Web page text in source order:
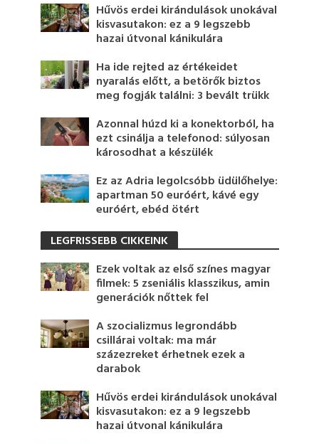
Hűvös erdei kirándulások unokával
kisvasutakon: ez a 9 legszebb
hazai útvonal kánikulára
Ha ide rejted az értékeidet
nyaralás előtt, a betörők biztos
meg fogják találni: 3 bevált trükk
Azonnal húzd ki a konektorból, ha
ezt csinálja a telefonod: súlyosan
károsodhat a készülék
Ez az Adria legolcsóbb üdülőhelye:
apartman 50 euróért, kávé egy
euróért, ebéd ötért
LEGFRISSEBB CIKKEINK
Ezek voltak az első színes magyar
filmek: 5 zseniális klasszikus, amin
generációk nőttek fel
A szocializmus legrondább
csillárai voltak: ma már
százezreket érhetnek ezek a
darabok
Hűvös erdei kirándulások unokával
kisvasutakon: ez a 9 legszebb
hazai útvonal kánikulára